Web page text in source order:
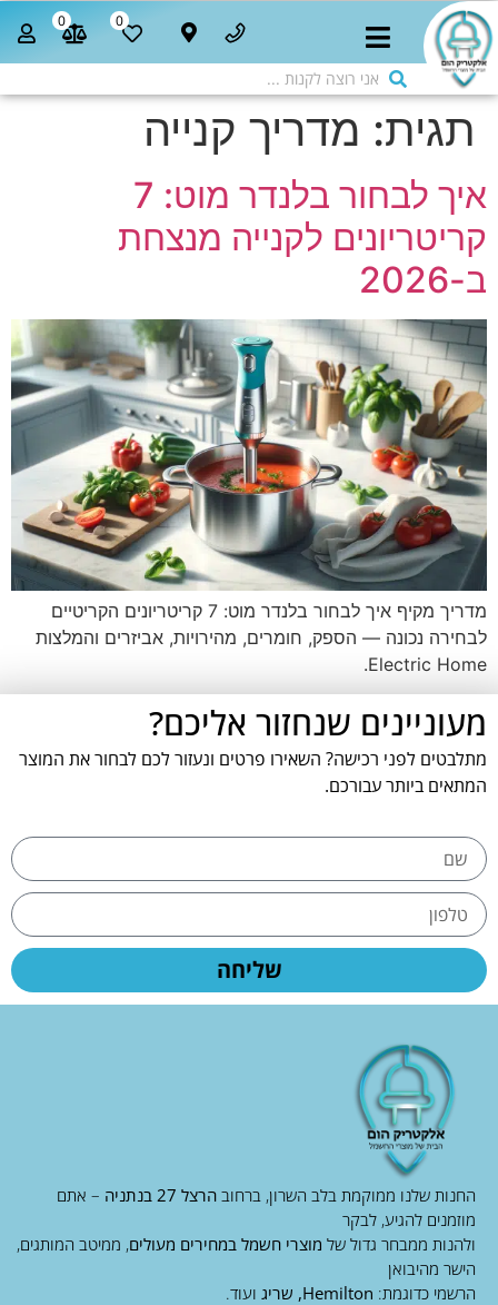
0
0
תגית: מדריך קנייה
איך לבחור בלנדר מוט: 7
קריטריונים לקנייה מנצחת
ב-2026
מדריך מקיף איך לבחור בלנדר מוט: 7 קריטריונים הקריטיים
לבחירה נכונה — הספק, חומרים, מהירויות, אביזרים והמלצות
Electric Home.
מעוניינים שנחזור אליכם?
מתלבטים לפני רכישה? השאירו פרטים ונעזור לכם לבחור את המוצר
המתאים ביותר עבורכם.
שליחה
החנות שלנו ממוקמת בלב השרון, ברחוב הרצל 27 בנתניה
– אתם
מוזמנים להגיע, לבקר
ולהנות ממבחר גדול של מוצרי חשמל במחירים מעולים, ממיטב המותגים,
הישר מהיבואן
הרשמי כדוגמת: Hemilton, שריג ועוד.